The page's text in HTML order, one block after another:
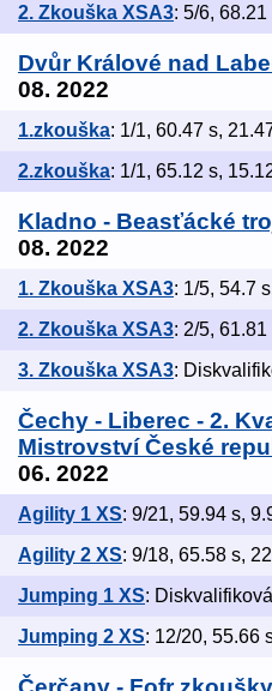
2. Zkouška XSA3: 5/6,
Dvůr Králové nad
08. 2022
1.zkouška: 1/1, 60.47 s,
2.zkouška: 1/1, 65.12 s,
Kladno - Beasťácké
08. 2022
1. Zkouška XSA3: 1/5, 54.7
2. Zkouška XSA3: 2/5,
3. Zkouška XSA3:
Čechy - Liberec - 2.
Mistrovství České
06. 2022
Agility 1 XS: 9/21, 59.94 s,
Agility 2 XS: 9/18, 65.58 s,
Jumping 1 XS:
Jumping 2 XS: 12/20, 55.66